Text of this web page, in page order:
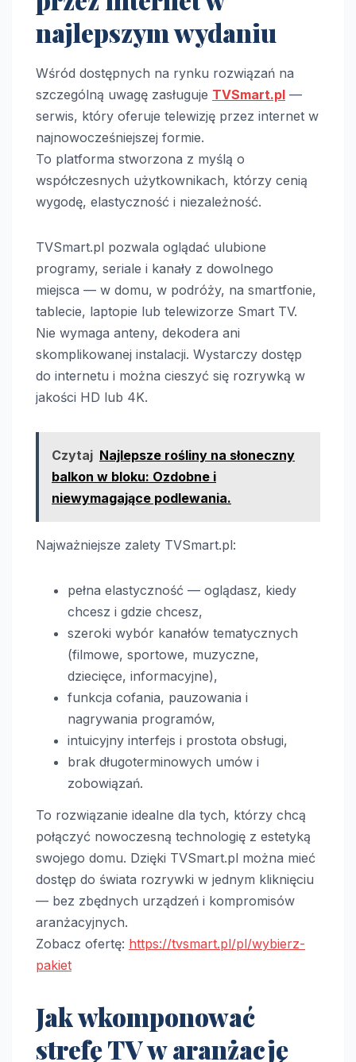
najlepszym wydaniu
Wśród dostępnych na rynku rozwiązań na
szczególną uwagę zasługuje TVSmart.pl —
serwis, który oferuje telewizję przez internet w
najnowocześniejszej formie.
To platforma stworzona z myślą o
współczesnych użytkownikach, którzy cenią
wygodę, elastyczność i niezależność.
TVSmart.pl pozwala oglądać ulubione
programy, seriale i kanały z dowolnego
miejsca — w domu, w podróży, na smartfonie,
tablecie, laptopie lub telewizorze Smart TV.
Nie wymaga anteny, dekodera ani
skomplikowanej instalacji. Wystarczy dostęp
do internetu i można cieszyć się rozrywką w
jakości HD lub 4K.
Czytaj Najlepsze rośliny na słoneczny
balkon w bloku: Ozdobne i
niewymagające podlewania.
Najważniejsze zalety TVSmart.pl:
pełna elastyczność — oglądasz, kiedy
chcesz i gdzie chcesz,
szeroki wybór kanałów tematycznych
(filmowe, sportowe, muzyczne,
dziecięce, informacyjne),
funkcja cofania, pauzowania i
nagrywania programów,
intuicyjny interfejs i prostota obsługi,
brak długoterminowych umów i
zobowiązań.
To rozwiązanie idealne dla tych, którzy chcą
połączyć nowoczesną technologię z estetyką
swojego domu. Dzięki TVSmart.pl można mieć
dostęp do świata rozrywki w jednym kliknięciu
— bez zbędnych urządzeń i kompromisów
aranżacyjnych.
Zobacz ofertę: https://tvsmart.pl/pl/wybierz-
pakiet
Jak wkomponować
strefę TV w aranżację